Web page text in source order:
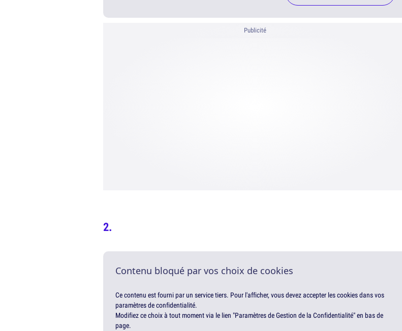
Publicité
Contenu bloqué par vos choix de cookies
Ce contenu est fourni par un service tiers. Pour l'afficher, vous devez accepter les cookies dans vos
paramètres de confidentialité.
Modifiez ce choix à tout moment via le lien "Paramètres de Gestion de la Confidentialité" en bas de
page.